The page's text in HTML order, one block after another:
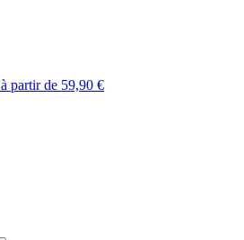
à partir de 59,90 €